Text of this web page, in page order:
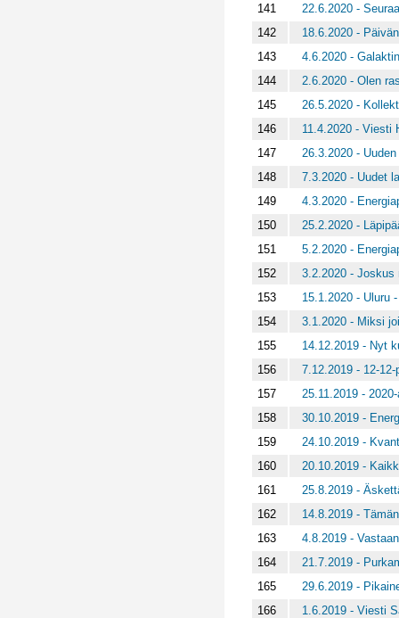
141
22.6.2020 -
142
18.6.2020 -
143
4.6.2020 -
144
2.6.2020 - Olen
145
26.5.2020 -
146
11.4.2020 - Viesti
147
26.3.2020 -
148
7.3.2020 - Uudet
149
4.3.2020 -
150
25.2.2020 -
151
5.2.2020 -
152
3.2.2020 - Joskus
153
15.1.2020 - Uluru
154
3.1.2020 - Miksi
155
14.12.2019 - Nyt
156
7.12.2019 - 12-
157
25.11.2019 -
158
30.10.2019 -
159
24.10.2019 -
160
20.10.2019 -
161
25.8.2019 -
162
14.8.2019 -
163
4.8.2019 -
164
21.7.2019 -
165
29.6.2019 -
166
1.6.2019 - Viesti